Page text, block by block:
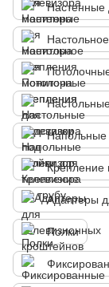
Настенные
Напольные
Крепление
Адаптеры
Полки